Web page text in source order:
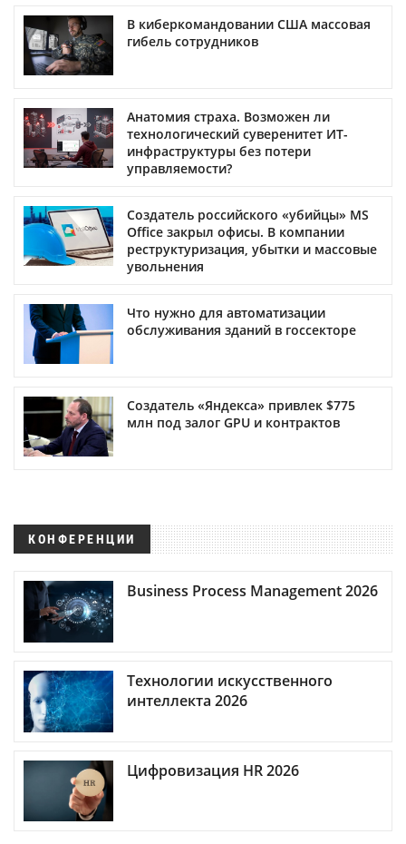
В киберкомандовании США массовая
гибель сотрудников
Анатомия страха. Возможен ли
технологический суверенитет ИТ-
инфраструктуры без потери
управляемости?
Создатель российского «убийцы» MS
Office закрыл офисы. В компании
реструктуризация, убытки и массовые
увольнения
Что нужно для автоматизации
обслуживания зданий в госсекторе
Создатель «Яндекса» привлек $775
млн под залог GPU и контрактов
КОНФЕРЕНЦИИ
Business Process Management 2026
Технологии искусственного
интеллекта 2026
Цифровизация HR 2026